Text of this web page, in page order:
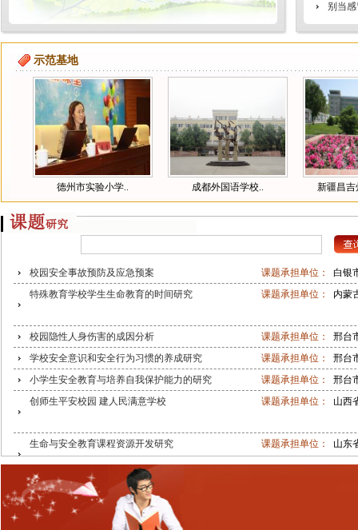
关于组织申报中国人生科学学会“十三五”规划重点科..
别当
德润
示范基地
德州市实验小学.. 成都外国语学校.. 新疆昌吉
校园安全事故预防及应急预案 课题承担单位：
白银
特殊教育学校学生生命教育的时间研究
课题承担单位： 内蒙
校园隐性人身伤害的成因分析 课题承担单位：
邢台
学校安全意识和安全行为习惯的养成研究
课题承担单位：
邢台
小学生安全教育与培养自我保护能力的研究
课题承担单位：
邢台
创师生平安校园 建人民满意学校
课题承担单位： 山西
生命与安全教育课程资源开发研究 课题承担单位： 山东
校园反欺凌（暴力伤害）事件的安全防范、应对及问题
处理研